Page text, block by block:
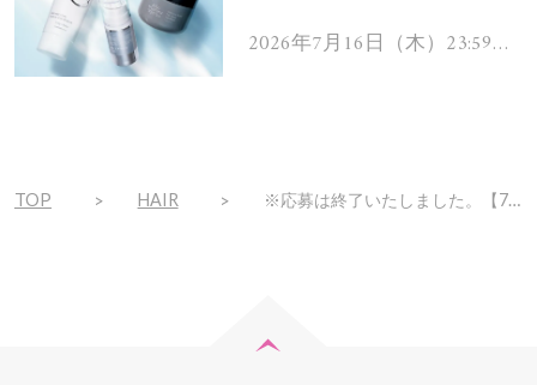
ムを13名様にプレゼン
2026年7月16日（木）23:59ま
TOP HAIR ※応募は終了いたしました。【7/16まで】うねりやパサつき… 夏の髪悩みを解消するヘアケアアイテムを13名様にプレゼント！